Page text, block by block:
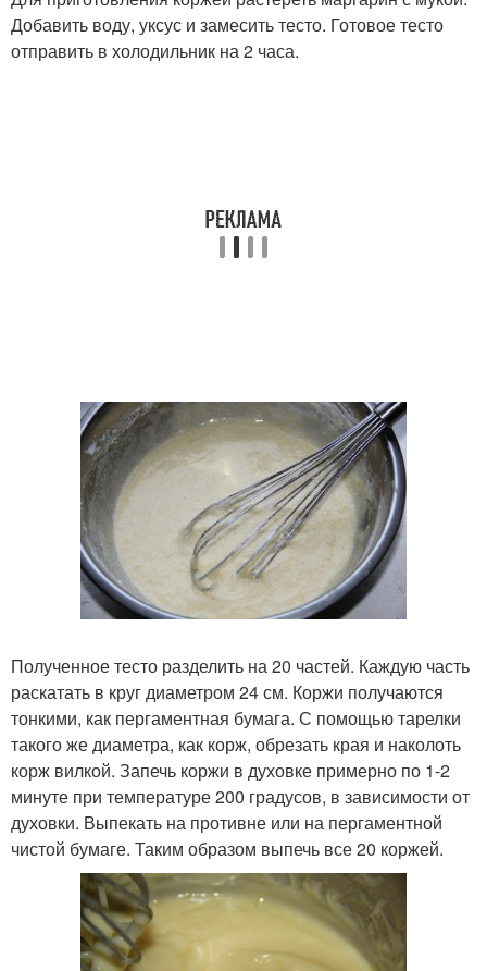
Добавить воду, уксус и замесить тесто. Готовое тесто
отправить в холодильник на 2 часа.
Полученное тесто разделить на 20 частей. Каждую часть
раскатать в круг диаметром 24 см. Коржи получаются
тонкими, как пергаментная бумага. С помощью тарелки
такого же диаметра, как корж, обрезать края и наколоть
корж вилкой. Запечь коржи в духовке примерно по 1-2
минуте при температуре 200 градусов, в зависимости от
духовки. Выпекать на противне или на пергаментной
чистой бумаге. Таким образом выпечь все 20 коржей.